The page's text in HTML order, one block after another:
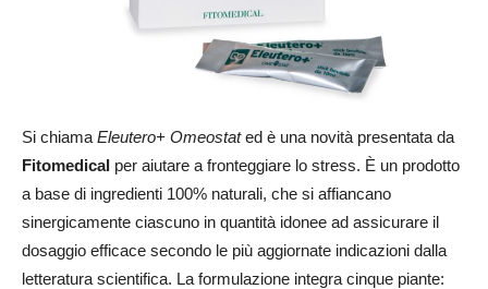
Si chiama Eleutero+ Omeostated è una novità presentata da
Fitomedical per aiutare a fronteggiare lo stress. È un prodotto
a base di ingredienti 100% naturali, che si affiancano
sinergicamente ciascuno in quantità idonee ad assicurare il
dosaggio efficace secondo le più aggiornate indicazioni dalla
letteratura scientifica. La formulazione integra cinque piante: